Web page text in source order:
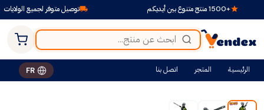
توصيل متوفر لجميع الولايات
الرئيسية المتجر اتصل بنا FR